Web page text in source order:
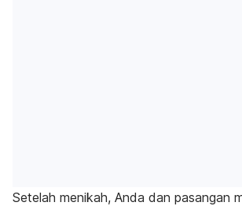
Setelah menikah, Anda dan pasangan